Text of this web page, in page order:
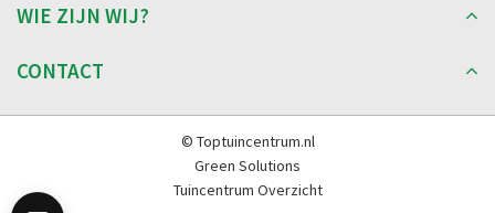
WIE ZIJN WIJ?
CONTACT
© Toptuincentrum.nl
Green Solutions
Tuincentrum Overzicht